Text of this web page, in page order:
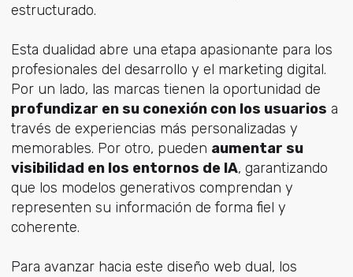
estructurado.
Esta dualidad abre una etapa apasionante para los
profesionales del desarrollo y el marketing digital.
Por un lado, las marcas tienen la oportunidad de
profundizar en su conexión con los usuarios a
través de experiencias más personalizadas y
memorables. Por otro, pueden aumentar su
visibilidad en los entornos de IA, garantizando
que los modelos generativos comprendan y
representen su información de forma fiel y
coherente.
Para avanzar hacia este diseño web dual, los